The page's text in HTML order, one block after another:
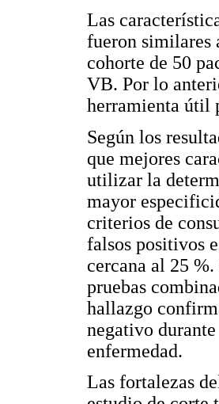
Las
fueron similares
cohorte de 50
VB. Por lo
herramienta útil
Según los
que mejores
utilizar la
mayor
criterios de
falsos positivos
cercana al 25
pruebas
hallazgo
negativo
enfermedad.
Las fortalezas